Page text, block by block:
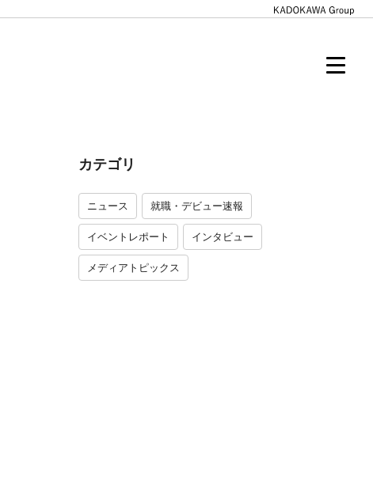
カテゴリ
ニュース 就職・デビュー速報
イベントレポート インタビュー
メディアトピックス